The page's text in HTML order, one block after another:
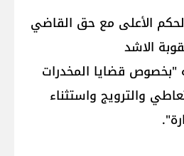
الحكم الأعلى مع حق القاضي
الاشد
"بخصوص قضايا المخدرات
والترويج واستثناء